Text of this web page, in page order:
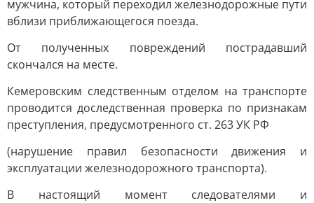
мужчина, который переходил железнодорожные пути
вблизи приближающегося поезда.
От полученных повреждений пострадавший
скончался на месте.
Кемеровским следственным отделом на транспорте
проводится доследственная проверка по признакам
преступления, предусмотренного ст. 263 УК РФ
(нарушение правил безопасности движения и
эксплуатации железнодорожного транспорта).
В настоящий момент следователями и